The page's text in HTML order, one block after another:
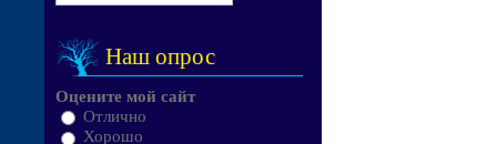
Наш опрос
Оцените мой сайт
Отлично
Хорошо